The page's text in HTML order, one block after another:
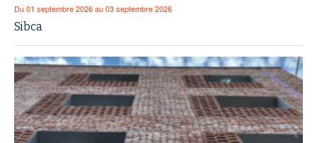
Du 01 septembre 2026 au 03 septembre 2026
Sibca